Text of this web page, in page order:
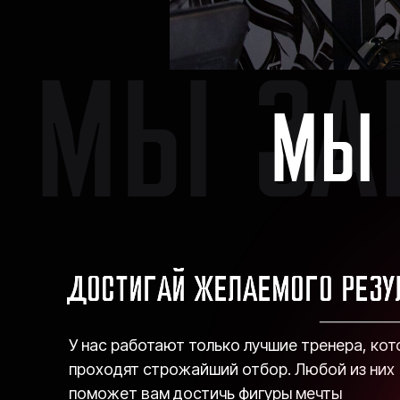
ДОСТИГАЙ ЖЕЛАЕМОГО
У нас работают только лучшие тренера, которые
ДОСТИГАЙ ЖЕЛАЕМОГО